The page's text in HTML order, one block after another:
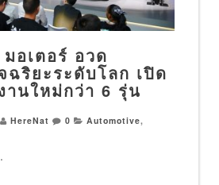
อเตอร์ อวด
ฉริยะระดับโลก เปิด
านใหม่กว่า 6 รุ่น
HereNat 0 Automotive,